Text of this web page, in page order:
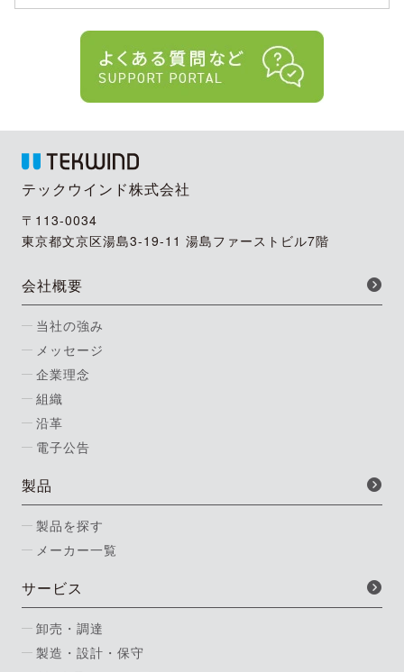
テックウインド株式会社
〒113-0034
東京都文京区湯島3-19-11 湯島ファーストビル7階
会社概要
当社の強み
メッセージ
企業理念
組織
沿革
電子公告
製品
製品を探す
メーカー一覧
サービス
卸売・調達
製造・設計・保守